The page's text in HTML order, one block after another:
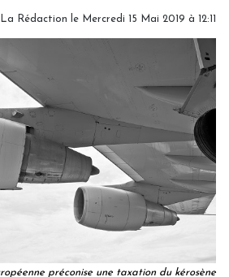
La Rédaction le Mercredi 15 Mai 2019 à 12:11
préconise une taxation du kérosène